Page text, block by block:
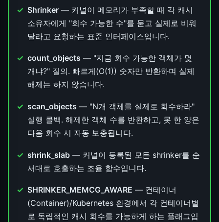
Shrinker — 커널이 메모리가 부족할 때 각 캐시
소유자에게 "회수 가능한 수"를 묻고 실제로 비워
달라고 요청하는 표준 인터페이스입니다.
count_objects — "지금 회수 가능한 객체가 몇
개냐?" 질의. 빠르게(O(1)) 숫자만 반환하며 실제
해제는 하지 않습니다.
scan_objects — "N개 객체를 실제로 회수하라"
실행 콜백. 해제한 객체 수를 반환하고, 못 한 양은
다음 회수 시 자동 보충됩니다.
shrink_slab — 커널이 등록된 모든 shrinker를 순
서대로 호출하는 조율 함수입니다.
SHRINKER_MEMCG_AWARE — 컨테이너
(Container)/Kubernetes 환경에서 각 컨테이너별
로 독립적인 캐시 회수를 가능하게 하는 플래그입